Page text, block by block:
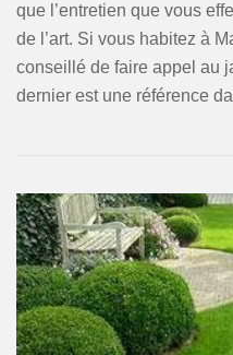
que l’entretien que vous
de l’art. Si vous habitez à
conseillé de faire appel au
dernier est une référence